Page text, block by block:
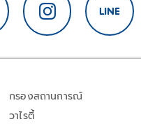
กรองสถานการณ์
วาไรตี้